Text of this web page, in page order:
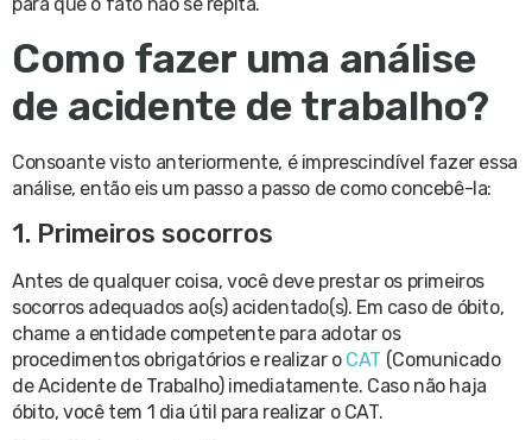
Como fazer uma análise
de acidente de trabalho?
Consoante visto anteriormente, é imprescindível fazer essa
análise, então eis um passo a passo de como concebê-la:
1. Primeiros socorros
Antes de qualquer coisa, você deve prestar os primeiros
socorros adequados ao(s) acidentado(s). Em caso de óbito,
chame a entidade competente para adotar os
procedimentos obrigatórios e realizar o CAT (Comunicado
de Acidente de Trabalho) imediatamente. Caso não haja
óbito, você tem 1 dia útil para realizar o CAT.